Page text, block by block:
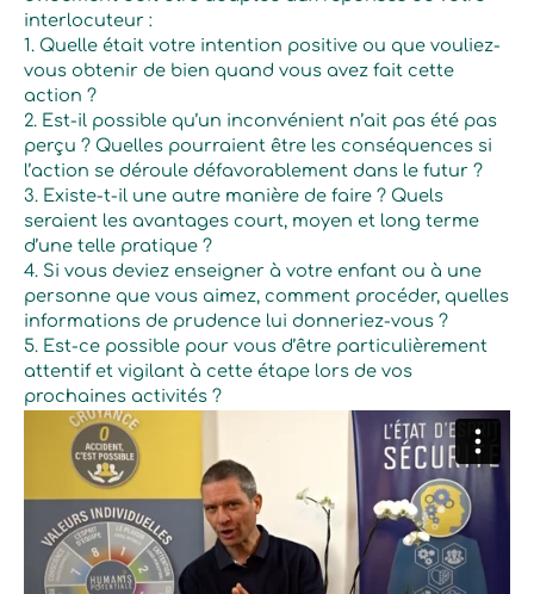
interlocuteur :
1. Quelle était votre intention positive ou que vouliez-
vous obtenir de bien quand vous avez fait cette
action ?
2. Est-il possible qu’un inconvénient n’ait pas été pas
perçu ? Quelles pourraient être les conséquences si
l’action se déroule défavorablement dans le futur ?
3. Existe-t-il une autre manière de faire ? Quels
seraient les avantages court, moyen et long terme
d’une telle pratique ?
4. Si vous deviez enseigner à votre enfant ou à une
personne que vous aimez, comment procéder, quelles
informations de prudence lui donneriez-vous ?
5. Est-ce possible pour vous d’être particulièrement
attentif et vigilant à cette étape lors de vos
prochaines activités ?